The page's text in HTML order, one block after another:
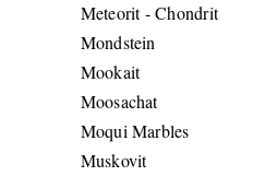
Meteorit - Chondrit
Mondstein
Mookait
Moosachat
Moqui Marbles
Muskovit